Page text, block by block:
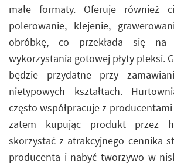
małe formaty. Oferuje również
polerowanie, klejenie,
obróbkę, co przekłada się na
wykorzystania gotowej płyty pleksi.
będzie przydatne przy
nietypowych kształtach.
często współpracuje z
zatem kupując produkt przez
skorzystać z atrakcyjnego cennika
producenta i nabyć tworzywo w